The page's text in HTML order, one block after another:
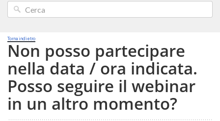
Torna indietro
Non posso partecipare
nella data / ora indicata.
Posso seguire il webinar
in un altro momento?